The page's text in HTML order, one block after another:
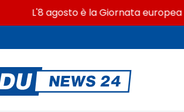
L'8 agosto è la Giornata europea in